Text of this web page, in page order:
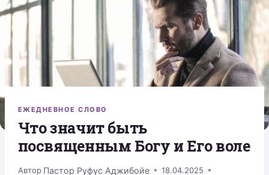
ЕЖЕДНЕВНОЕ СЛОВО
Что значит быть
посвященным Богу и Его воле
Автор Пастор Руфус Аджибойе
18.04.2025